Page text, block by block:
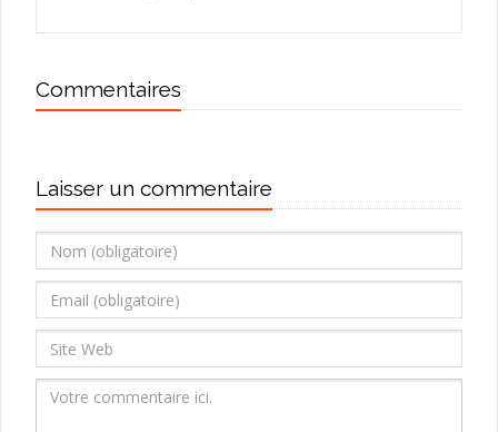
Commentaires
Laisser un commentaire